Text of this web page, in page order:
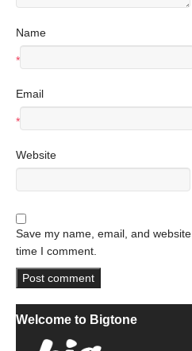
Name
*
Email
*
Website
Save my name, email, and
time I comment.
Welcome to Bigtone